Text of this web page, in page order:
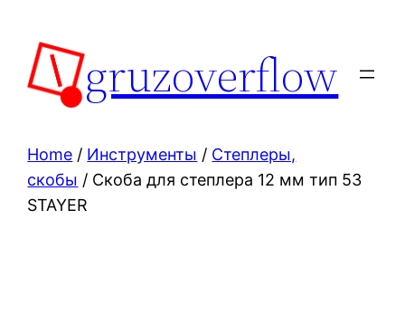
content
gruzoverflow
Home / Инструменты / Степлеры,
скобы / Скоба для степлера 12 мм тип 53
STAYER